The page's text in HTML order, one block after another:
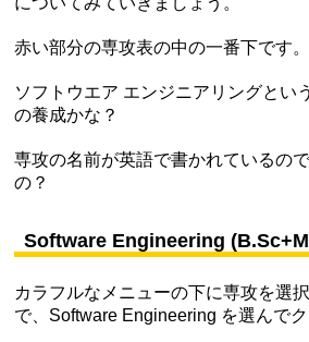
赤い部分の専攻表の中の一番下です。
ソフトウエア エンジニアリングとい
の養成かな？
専攻の名前が英語で書かれているの
の？
Software Engineering
カラフルなメニューの下に専攻を選
で、Software Engineering を選んでク